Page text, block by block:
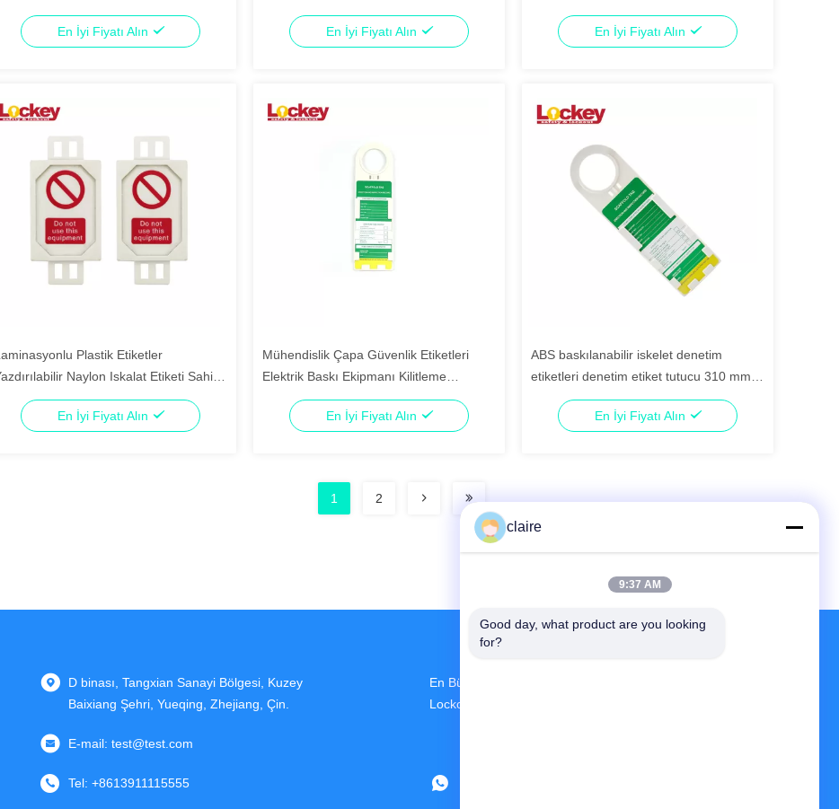
işaretleri
En İyi Fiyatı Alın
En İyi Fiyatı Alın En İyi Fiyatı Alın
Plastik Etiketler
Naylon Iskalat Etiketi Sahibi
SLT03
En İyi Fiyatı Alın
Mühendislik Çapa Güvenlik Etiketleri
Elektrik Baskı Ekipmanı Kilitleme
Etiketleri
En İyi Fiyatı Alın
ABS baskılanabilir iskelet denetim
etiketleri denetim etiket tutucu 310 mm ×
92 mm
En İyi Fiyatı Alın
1 2
D binası, Tangxian Sanayi Bölgesi, Kuzey
Baixiang Şehri, Yueqing, Zhejiang, Çin.
E-mail: test@test.com
Tel: +8613911115555
En Büyük Ar-Ge Ve Üretim Circuit Breaker
Lockout Device Çin'deki Tedarikçi
claire
9:37 AM
Good day, what product are you looking
for?